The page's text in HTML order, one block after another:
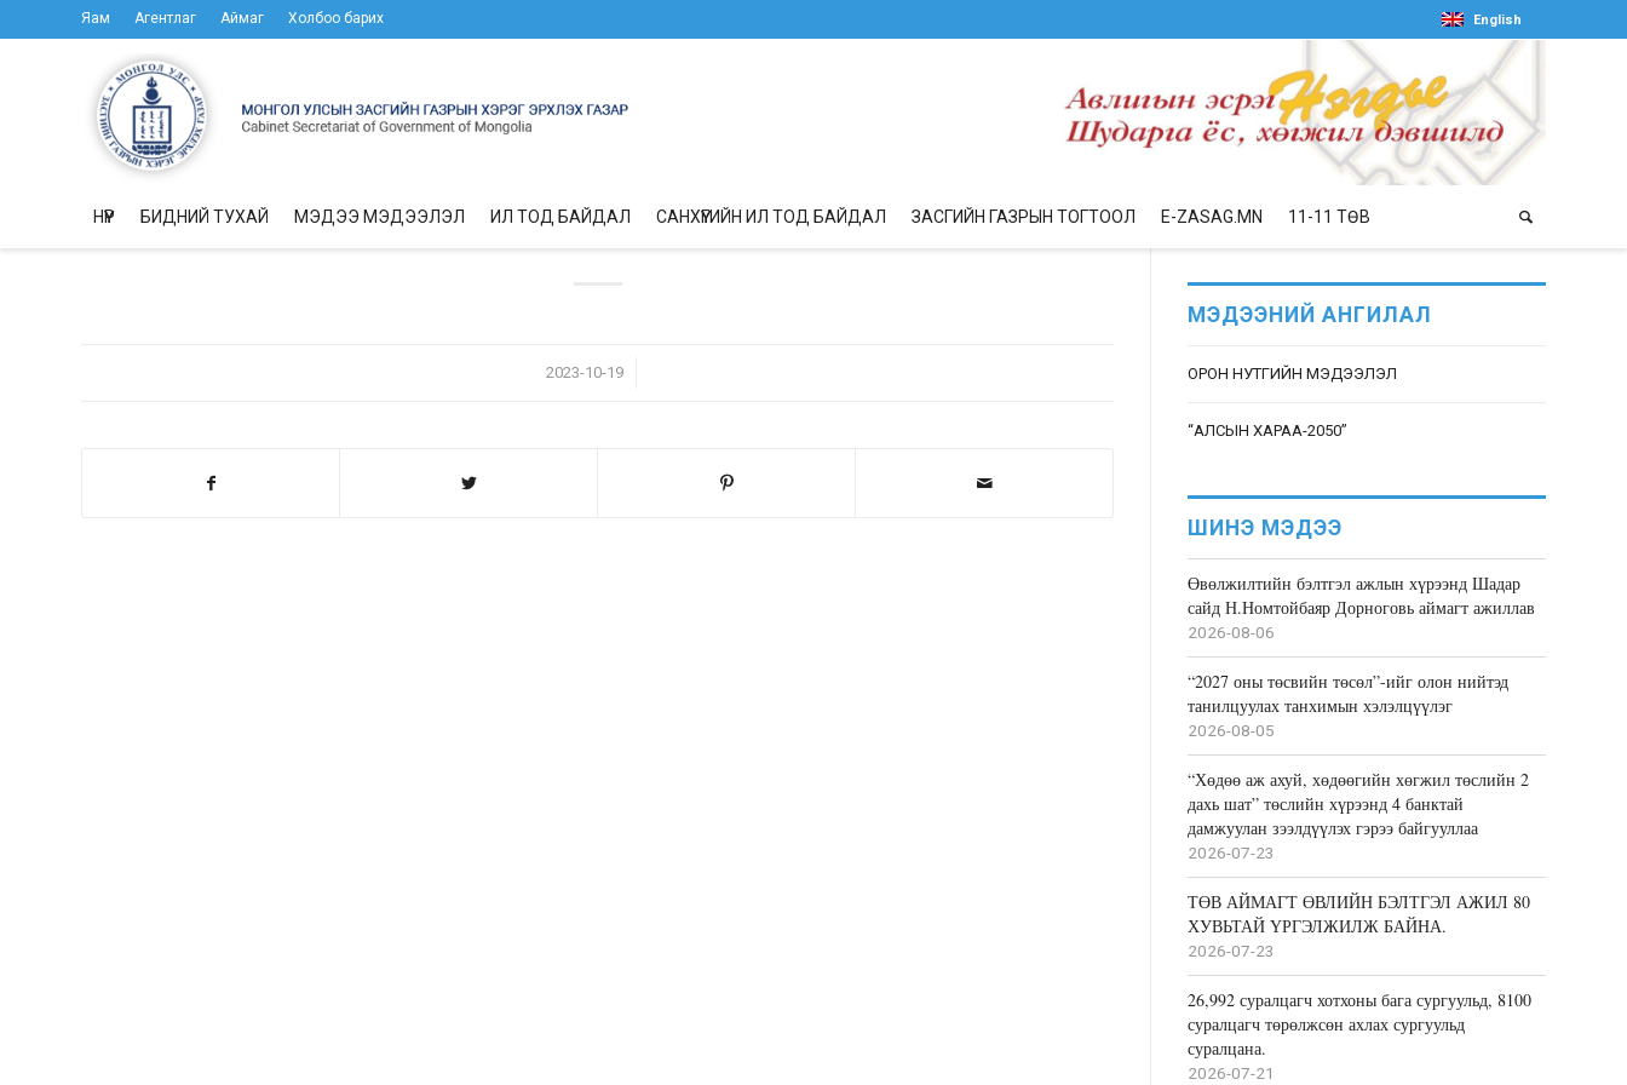
Яам Агентлаг Аймаг Холбоо барих English
НҮҮР БИДНИЙ ТУХАЙ МЭДЭЭ МЭДЭЭЛЭЛ ИЛ ТОД БАЙДАЛ САНХҮҮГИЙН ИЛ ТОД БАЙДАЛ ЗАСГИЙН ГАЗРЫН ТОГТООЛ E-ZASAG.MN 11-11 ТӨВ
2023-10-19
/
МЭДЭЭНИЙ АНГИЛАЛ
ОРОН НУТГИЙН МЭДЭЭЛЭЛ
“АЛСЫН ХАРАА-2050”
ШИНЭ МЭДЭЭ
Өвөлжилтийн бэлтгэл ажлын хүрээнд Шадар
сайд Н.Номтойбаяр Дорноговь аймагт ажиллав
2026-08-06
“2027 оны төсвийн төсөл”-ийг олон нийтэд
танилцуулах танхимын хэлэлцүүлэг
2026-08-05
“Хөдөө аж ахуй, хөдөөгийн хөгжил төслийн 2
дахь шат” төслийн хүрээнд 4 банктай
дамжуулан зээлдүүлэх гэрээ байгууллаа
2026-07-23
ТӨВ АЙМАГТ ӨВЛИЙН БЭЛТГЭЛ АЖИЛ 80
ХУВЬТАЙ ҮРГЭЛЖИЛЖ БАЙНА.
2026-07-23
26,992 суралцагч хотхоны бага сургуульд, 8100
суралцагч төрөлжсөн ахлах сургуульд
суралцана.
2026-07-21